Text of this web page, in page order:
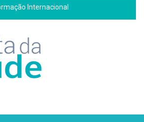
Internacional